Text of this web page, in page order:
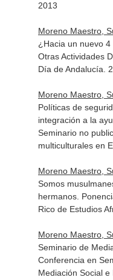
2013
Moreno Maestro,
¿Hacia un nuevo
Otras Actividades
Día de Andalucía.
Moreno Maestro,
Políticas de
integración a la
Seminario no
multiculturales en
Moreno Maestro,
Somos
hermanos.
Rico de Estudios
Moreno Maestro,
Seminario de
Conferencia en
Mediación Social